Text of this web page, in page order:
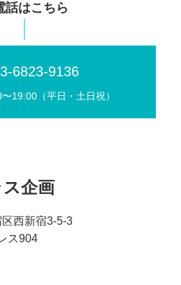
話はこちら
6823-9136
19:00（平⽇・⼟⽇祝）
企画
⻄新宿3-5-3
ス904